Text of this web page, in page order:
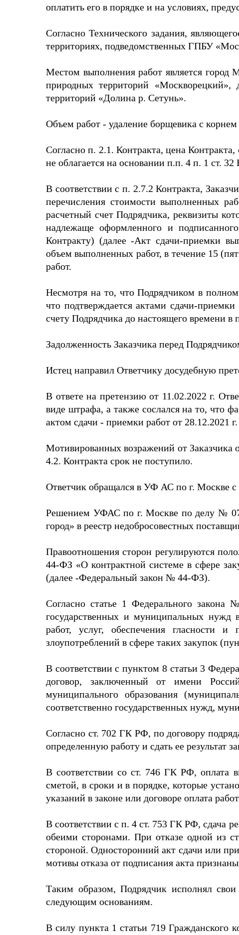
оплатить его в порядке и на условиях,
Согласно Технического задания,
территориях, подведомственных ГПБУ
Местом выполнения работ является город
природных территорий
территорий «Долина р. Сетунь».
Объем работ - удаление борщевика с
Согласно п. 2.1. Контракта, цена
не облагается на основании п.п. 4 п. 1 ст.
В соответствии с п. 2.7.2 Контракта,
перечисления стоимости выполненных
расчетный счет Подрядчика, реквизиты
надлежаще оформленного и
Контракту) (далее -Акт сдачи-приемки
объем выполненных работ, в течение 15
работ.
Несмотря на то, что Подрядчиком в
что подтверждается актами сдачи-
счету Подрядчика до настоящего времени в
Задолженность Заказчика перед
Истец направил Ответчику досудебную
В ответе на претензию от 11.02.2022 г.
виде штрафа, а также сослался на то, что
актом сдачи - приемки работ от 28.12.2021 г.
Мотивированных возражений от Заказчика
4.2. Контракта срок не поступило.
Ответчик обращался в УФ АС по г. Москве с
Решением УФАС по г. Москве по делу №
город» в реестр недобросовестных
Правоотношения сторон регулируются
44-ФЗ «О контрактной системе в сфере
(далее -Федеральный закон № 44-ФЗ).
Согласно статье 1 Федерального
государственных и муниципальных нужд
работ, услуг, обеспечения гласности и
злоупотреблений в сфере таких закупок
В соответствии с пунктом 8 статьи 3
договор, заключенный от имени
муниципального образования
соответственно государственных нужд,
Согласно ст. 702 ГК РФ, по договору
определенную работу и сдать ее результат
В соответствии со ст. 746 ГК РФ, оплата
сметой, в сроки и в порядке, которые
указаний в законе или договоре оплата
В соответствии с п. 4 ст. 753 ГК РФ, сдача
обеими сторонами. При отказе одной из
стороной. Односторонний акт сдачи или
мотивы отказа от подписания акта
Таким образом, Подрядчик исполнял
следующим основаниям.
В силу пункта 1 статьи 719 Гражданского